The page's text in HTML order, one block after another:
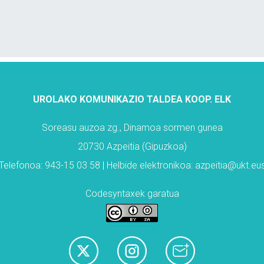
UROLAKO KOMUNIKAZIO TALDEA KOOP. ELK
Soreasu auzoa zg., Dinamoa sormen gunea
20730 Azpeitia (Gipuzkoa)
943-15 03 58 | Helbide elektronikoa:
Codesyntaxek garatua